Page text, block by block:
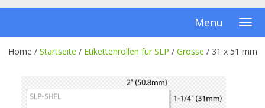
Menu
Home / Startseite / Etikettenrollen für SLP / Grösse / 31 x 51 mm